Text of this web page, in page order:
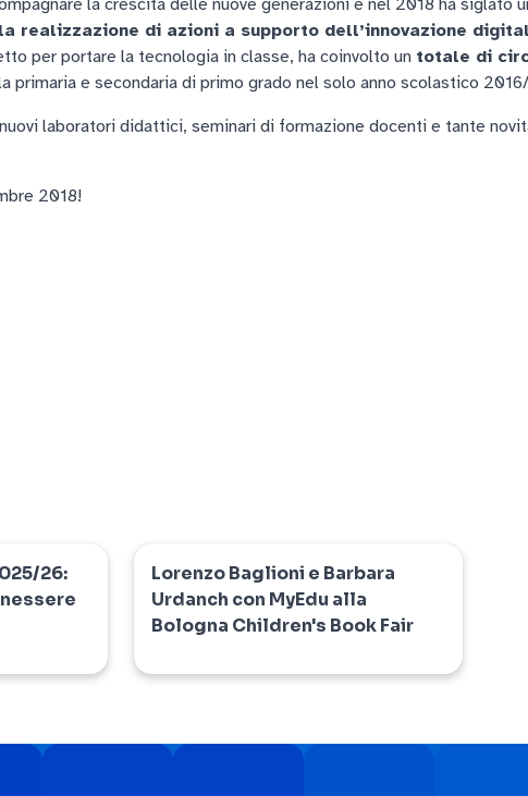
realizzazione di azioni a supporto dell’innovazione
per portare la tecnologia in classe, ha coinvolto un totale di
primaria e secondaria di primo grado nel solo anno scolastico
laboratori didattici, seminari di formazione docenti e tante
2018!
26:
myedu
Lorenzo Baglioni e Barbara
Urdanch con MyEdu alla
Bologna Children's Book Fair